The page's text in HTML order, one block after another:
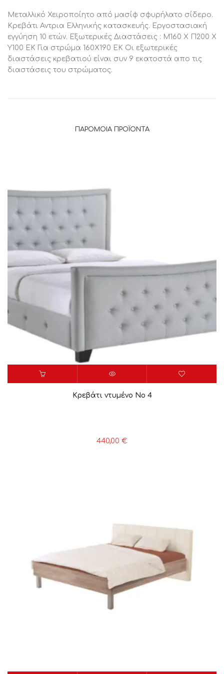
Μεταλλικό Χειροποίητο από μασίφ σφυρήλατο σίδερο.
Κρεβάτι Αντρια Ελληνικής κατασκευής. Εργοστασιακή
εγγύηση 10 ετών. Εξωτερικές Διαστάσεις : Μ160 Χ Π200 Χ
Υ100 ΕΚ Για στρώμα 160Χ190 ΕΚ Οι εξωτερικές
διαστάσεις κρεβατιού είναι συν 9 εκατοστά απο τις
διαστάσεις του στρώματος.
ΠΑΡΌΜΟΙΑ ΠΡΟΪΌΝΤΑ
Κρεβάτι ντυμένο Νο 4
440,00 €